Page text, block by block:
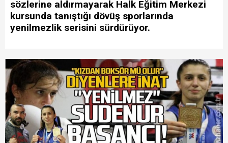
sözlerine aldırmayarak Halk Eğitim Merkezi
kursunda tanıştığı dövüş sporlarında
yenilmezlik serisini sürdürüyor.